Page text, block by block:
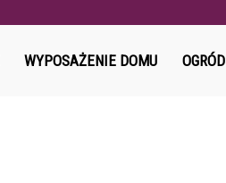
WYPOSAŻENIE DOMU OGRÓD